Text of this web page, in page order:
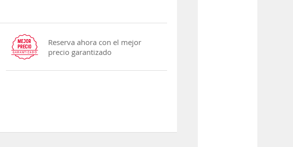
Reserva ahora con el mejor
precio garantizado